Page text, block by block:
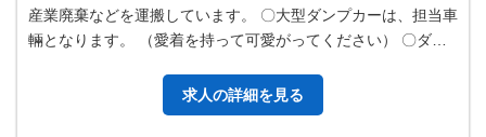
産業廃棄などを運搬しています。 〇大型ダンプカーは、担当車
輛となります。 （愛着を持って可愛がってください） 〇ダン
求人の詳細を見る